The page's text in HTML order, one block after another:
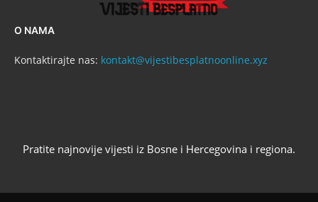
O NAMA
Kontaktirajte nas: kontakt@vijestibesplatnoonline.xyz
Pratite najnovije vijesti iz Bosne i Hercegovina i regiona.